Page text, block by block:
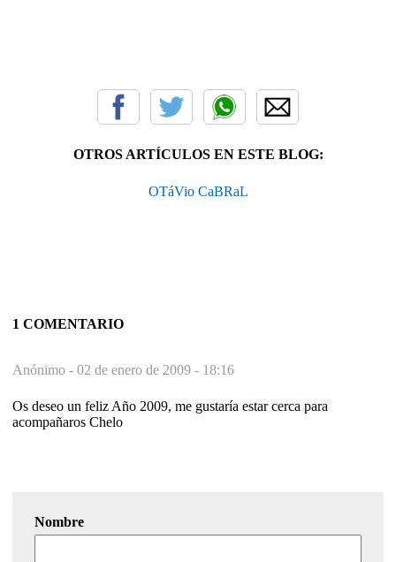
OTROS ARTÍCULOS EN ESTE BLOG:
OTáVio CaBRaL
1 COMENTARIO
Anónimo - 02 de enero de 2009 - 18:16
Os deseo un feliz Año 2009, me gustaría estar cerca para
acompañaros Chelo
Nombre